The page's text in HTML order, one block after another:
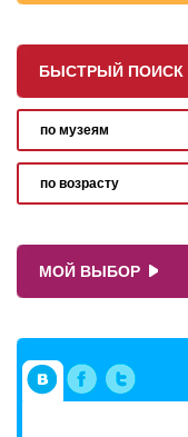
БЫСТРЫЙ ПОИСК
по музеям
по возрасту
МОЙ ВЫБОР